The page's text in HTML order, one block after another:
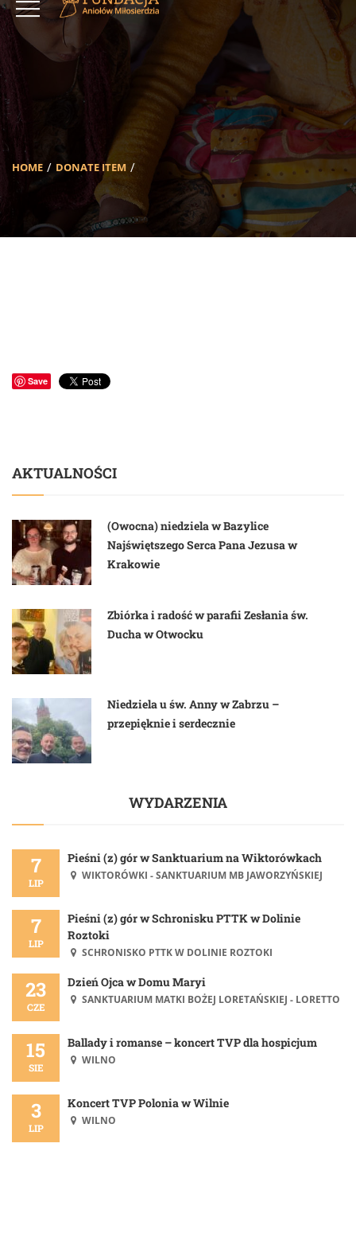
HOME DONATE ITEM
Save
AKTUALNOŚCI
(Owocna) niedziela w Bazylice
Najświętszego Serca Pana Jezusa w
Krakowie
Zbiórka i radość w parafii Zesłania św.
Ducha w Otwocku
Niedziela u św. Anny w Zabrzu –
przepięknie i serdecznie
WYDARZENIA
7
LIP
Pieśni (z) gór w Sanktuarium na Wiktorówkach
WIKTORÓWKI - SANKTUARIUM MB JAWORZYŃSKIEJ
7
LIP
Pieśni (z) gór w Schronisku PTTK w Dolinie
Roztoki
SCHRONISKO PTTK W DOLINIE ROZTOKI
23
CZE
Dzień Ojca w Domu Maryi
SANKTUARIUM MATKI BOŻEJ LORETAŃSKIEJ - LORETTO
15
SIE
Ballady i romanse – koncert TVP dla hospicjum
WILNO
3
LIP
Koncert TVP Polonia w Wilnie
WILNO